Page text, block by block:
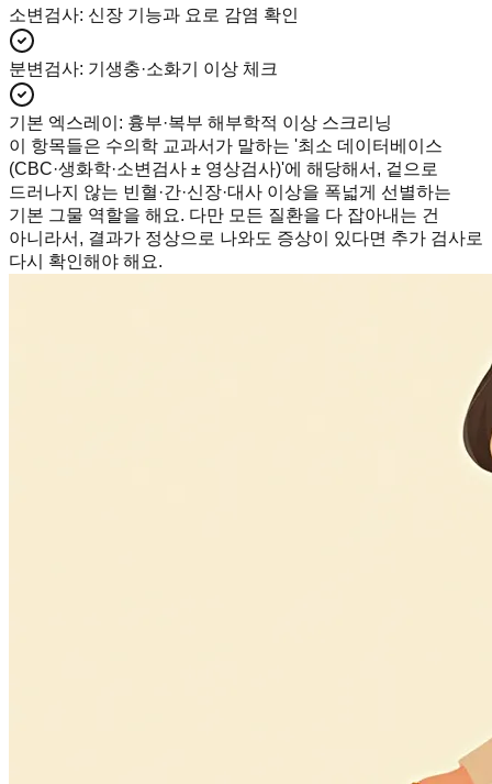
소변검사: 신장 기능과 요로 감염 확인
분변검사: 기생충·소화기 이상 체크
기본 엑스레이 : 흉부·복부 해부학적 이상 스크리닝
이 항목들은 수의학 교과서가 말하는 '최소 데이터베이스
(CBC·생화학·소변검사 ± 영상검사)'에 해당해서, 겉으로
드러나지 않는 빈혈·간·신장·대사 이상을 폭넓게 선별하는
기본 그물 역할을 해요. 다만 모든 질환을 다 잡아내는 건
아니라서, 결과가 정상으로 나와도 증상이 있다면 추가 검사로
다시 확인해야 해요.